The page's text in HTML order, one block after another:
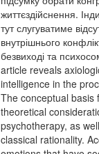
життєздійснення.
тут слугуватиме
внутрішнього
безвиході та
article reveals
intelligence in the
The conceptual basis
theoretical
psychotherapy, as
classical rationality.